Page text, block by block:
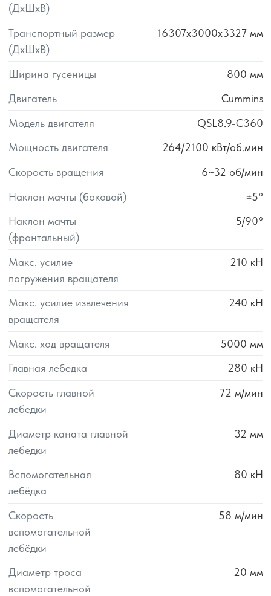
(ДxШxВ)
Транспортный размер
(ДxШxВ)
16307х3000х3327 мм
Ширина гусеницы 800 мм
Двигатель
Cummins
Модель двигателя
QSL8.9-C360
Мощность двигателя
264/2100 кВт/об.мин
Скорость вращения
6~32 об/мин
Наклон мачты (боковой)
±5°
Наклон мачты
(фронтальный)
5/90°
Макс. усилие
погружения вращателя
210 кН
Макс. усилие извлечения
вращателя
240 кН
Макс. ход вращателя 5000 мм
Главная лебедка
280 кН
Скорость главной
лебедки
72 м/мин
Диаметр каната главной
лебедки
32 мм
Вспомогательная
лебёдка
80 кН
Скорость
вспомогательной
лебёдки
58 м/мин
Диаметр троса
вспомогательной
20 мм